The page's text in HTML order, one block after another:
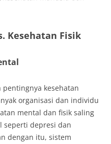
Kesehatan Fisik
pentingnya kesehatan
organisasi dan individu
mental dan fisik saling
seperti depresi dan
dengan itu, sistem